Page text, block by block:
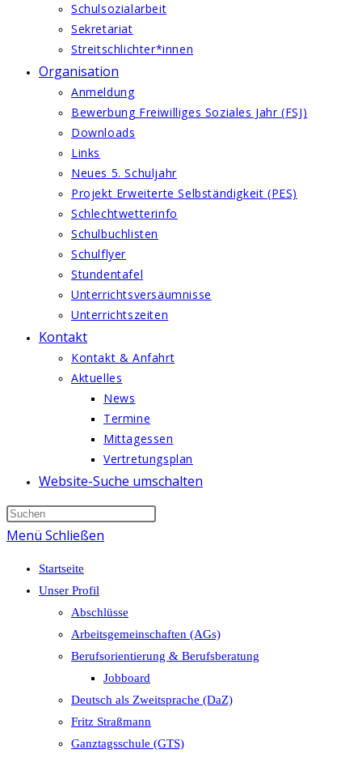
Schulsozialarbeit
Sekretariat
Streitschlichter*innen
Organisation
Anmeldung
Bewerbung Freiwilliges Soziales Jahr (FSJ)
Downloads
Links
Neues 5. Schuljahr
Projekt Erweiterte Selbständigkeit (PES)
Schlechtwetterinfo
Schulbuchlisten
Schulflyer
Stundentafel
Unterrichtsversäumnisse
Unterrichtszeiten
Kontakt
Kontakt & Anfahrt
Aktuelles
News
Termine
Mittagessen
Vertretungsplan
Website-Suche umschalten
Menü Schließen
Startseite
Unser Profil
Abschlüsse
Arbeitsgemeinschaften (AGs)
Berufsorientierung & Berufsberatung
Jobboard
Deutsch als Zweitsprache (DaZ)
Fritz Straßmann
Ganztagsschule (GTS)